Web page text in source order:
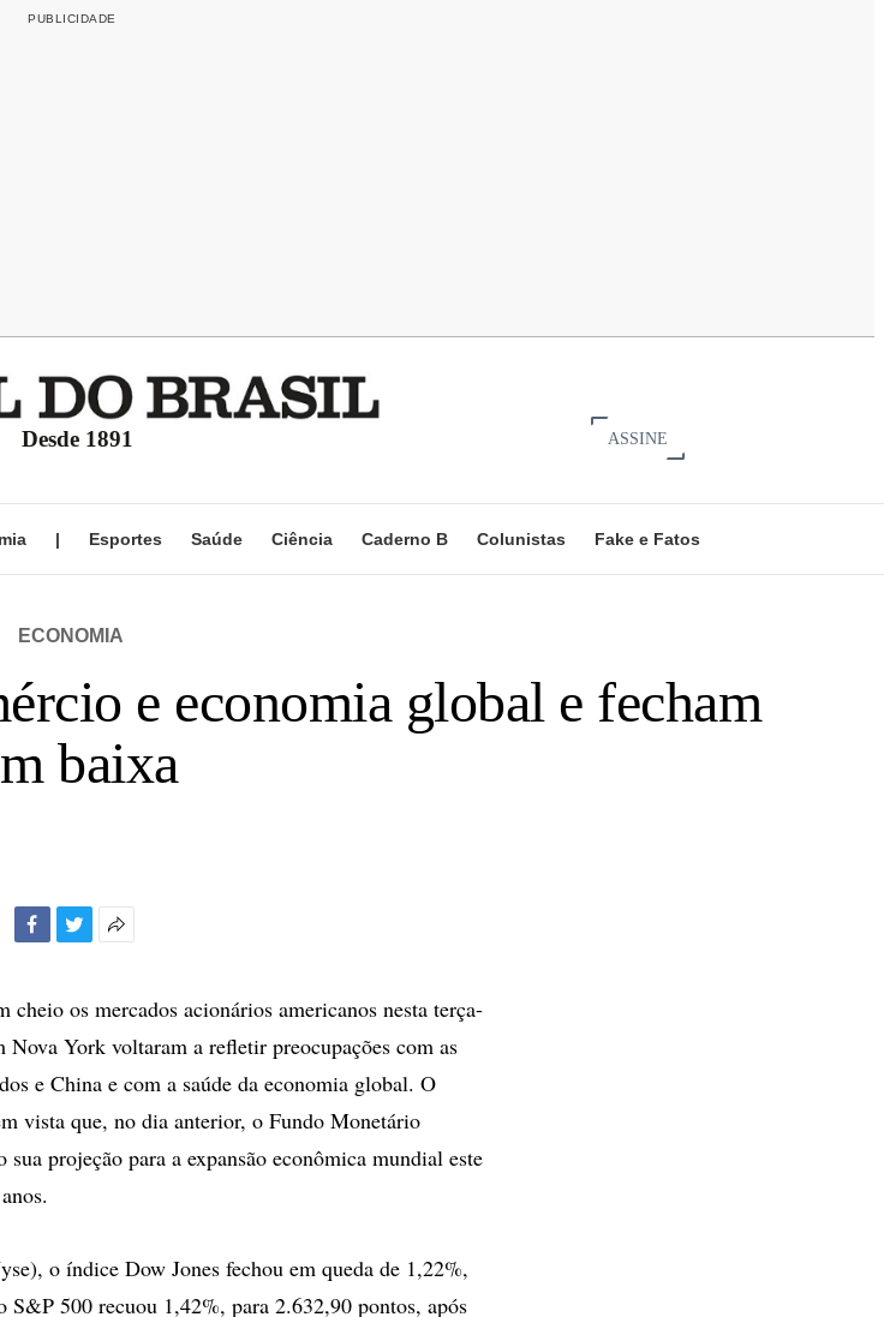
Desde 1891 ASSINE
| Esportes Saúde Ciência Caderno B Colunistas Fake e Fatos
ECONOMIA
e economia global e fecham
baixa
compartilhamento
cheio os mercados acionários americanos nesta terça-
York voltaram a refletir preocupações com as
e China e com a saúde da economia global. O
vista que, no dia anterior, o Fundo Monetário
projeção para a expansão econômica mundial este
o índice Dow Jones fechou em queda de 1,22%,
S&P 500 recuou 1,42%, para 2.632,90 pontos, após